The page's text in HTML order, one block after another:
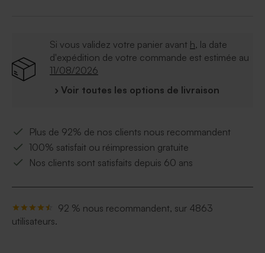
Si vous validez votre panier avant h, la date
d'expédition de votre commande est estimée au
11/08/2026
› Voir toutes les options de livraison
Plus de 92% de nos clients nous recommandent
100% satisfait ou réimpression gratuite
Nos clients sont satisfaits depuis 60 ans
92 % nous recommandent, sur 4863
utilisateurs.